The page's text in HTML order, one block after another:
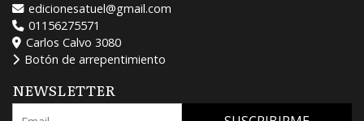
edicionesatuel@gmail.com
01156275571
Carlos Calvo 3080
Botón de arrepentimiento
NEWSLETTER